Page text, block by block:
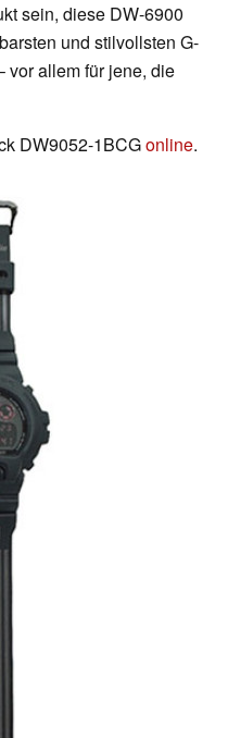
sein, diese DW-6900
und stilvollsten G-
vor allem für jene, die
DW9052-1BCGonline.